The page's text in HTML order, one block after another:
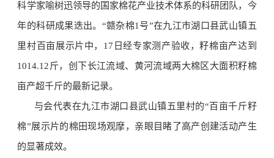
科学家喻树迅领导的国家棉花产业技术体系的科研团队，今
年的科研成果迭出。“赣杂棉1号”在九江市湖口县武山镇五
里村百亩展示片中，17日经专家测产验收，籽棉亩产达到
1014.12斤，创下长江流域、黄河流域两大棉区大面积籽棉
亩产超千斤的最新记录。
与会代表在九江市湖口县武山镇五里村的“百亩千斤籽
棉”展示片的棉田现场观摩，亲眼目睹了高产创建活动产生
的显著成效。